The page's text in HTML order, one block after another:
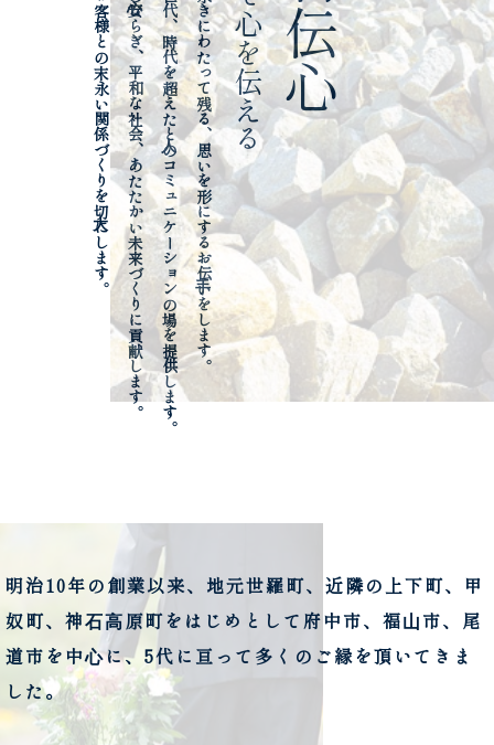
⼀、私たちは、永きにわたって残る、思いを形にするお⼿伝いをします。
⼀、私たちは、世代、時代を超えた⼈とのコミュニケーションの場を提供します。
⼀、私たちは、⼼の安らぎ、平和な社会、あたたかい未来づくりに貢献します。
⼀、私たちは、お客様との末永い関係づくりを⼤切にします。
明治10年の創業以来、地元世羅町、近隣の上下町、甲
奴町、神⽯⾼原町をはじめとして府中市、福⼭市、尾
道市を中⼼に、5代に亘って多くのご縁を頂いてきま
した。